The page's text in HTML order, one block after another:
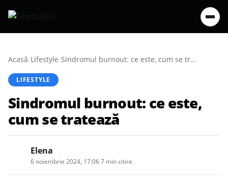
Acasă/Lifestyle/ Sindromul burnout: ce este, cum se tratează
LIFESTYLE
Sindromul burnout: ce este,
cum se tratează
Elena
6 noiembrie 2024, 17:067 min citire